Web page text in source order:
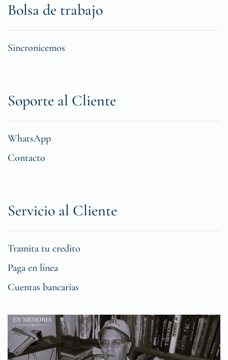
Bolsa de trabajo
Sincronicemos
Soporte al Cliente
WhatsApp
Contacto
Servicio al Cliente
Tramita tu credito
Paga en línea
Cuentas bancarias